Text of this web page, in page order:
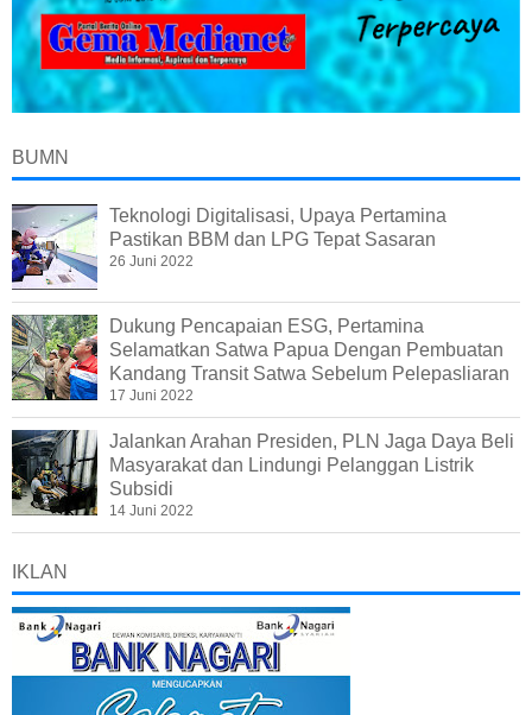
BUMN
Teknologi Digitalisasi, Upaya Pertamina
Pastikan BBM dan LPG Tepat Sasaran
26 Juni 2022
Dukung Pencapaian ESG, Pertamina
Selamatkan Satwa Papua Dengan Pembuatan
Kandang Transit Satwa Sebelum Pelepasliaran
17 Juni 2022
Jalankan Arahan Presiden, PLN Jaga Daya Beli
Masyarakat dan Lindungi Pelanggan Listrik
Subsidi
14 Juni 2022
IKLAN